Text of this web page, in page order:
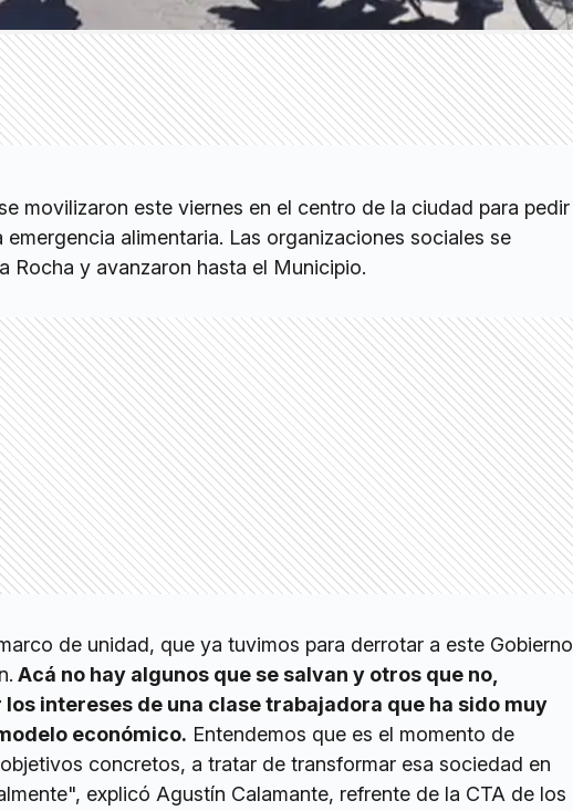
movilizaron este viernes en el centro de la ciudad para pedir
alimentaria. Las organizaciones sociales se
Rocha y avanzaron hasta el Municipio.
de unidad, que ya tuvimos para derrotar a este Gobierno
Acá no hay algunos que se salvan y otros que no,
intereses de una clase trabajadora que ha sido muy
económico. Entendemos que es el momento de
concretos, a tratar de transformar esa sociedad en
explicó Agustín Calamante, refrente de la CTA de los